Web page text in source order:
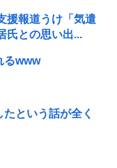
援報道うけ「気遣
氏との思い出...
るwww
という話が全く